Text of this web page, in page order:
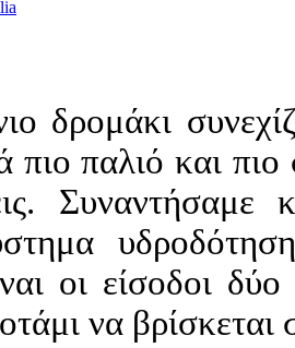
δρομάκι
πιο παλιό και
οι είσοδοι
να βρίσκεται